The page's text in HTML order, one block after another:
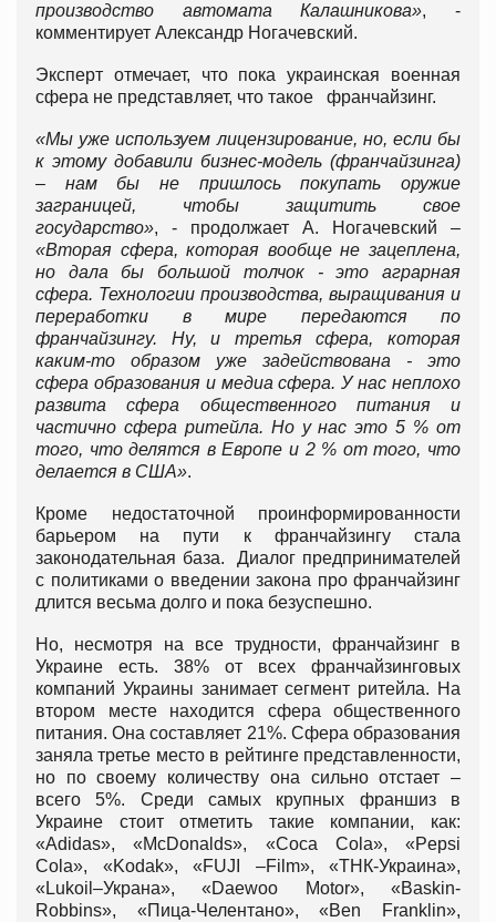
производство автомата Калашникова», -
комментирует Александр Ногачевский.
Эксперт отмечает, что пока украинская военная
сфера не представляет, что такое франчайзинг.
«Мы уже используем лицензирование, но, если бы
к этому добавили бизнес-модель (франчайзинга)
– нам бы не пришлось покупать оружие
заграницей, чтобы защитить свое
государство», - продолжает А. Ногачевский –
«Вторая сфера, которая вообще не зацеплена,
но дала бы большой толчок - это аграрная
сфера. Технологии производства, выращивания и
переработки в мире передаются по
франчайзингу. Ну, и третья сфера, которая
каким-то образом уже задействована - это
сфера образования и медиа сфера. У нас неплохо
развита сфера общественного питания и
частично сфера ритейла. Но у нас это 5 % от
того, что делятся в Европе и 2 % от того, что
делается в США».
Кроме недостаточной проинформированности
барьером на пути к франчайзингу стала
законодательная база. Диалог предпринимателей
с политиками о введении закона про франчайзинг
длится весьма долго и пока безуспешно.
Но, несмотря на все трудности, франчайзинг в
Украине есть. 38% от всех франчайзинговых
компаний Украины занимает сегмент ритейла. На
втором месте находится сфера общественного
питания. Она составляет 21%. Сфера образования
заняла третье место в рейтинге представленности,
но по своему количеству она сильно отстает –
всего 5%. Среди самых крупных франшиз в
Украине стоит отметить такие компании, как:
«Adidas», «McDonalds», «Coca Cola», «Pepsi
Cola», «Kodak», «FUJI –Film», «ТНК-Украина»,
«Lukoil–Украна», «Daewoo Motor», «Baskin-
Robbins», «Пица-Челентано», «Ben Franklin»,